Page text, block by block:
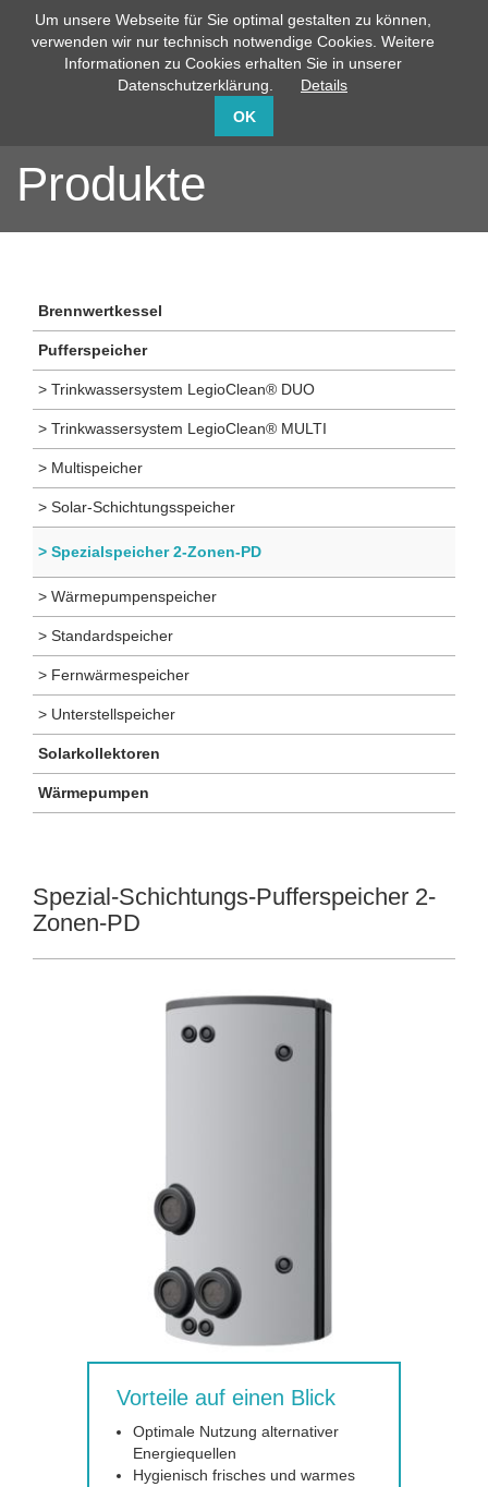
info@capito-gmbh.de 02735 / 760-0
Produkte
Brennwertkessel
Pufferspeicher
> Trinkwassersystem LegioClean® DUO
> Trinkwassersystem LegioClean® MULTI
> Multispeicher
> Solar-Schichtungsspeicher
> Spezialspeicher 2-Zonen-PD
> Wärmepumpenspeicher
> Standardspeicher
> Fernwärmespeicher
> Unterstellspeicher
Solarkollektoren
Wärmepumpen
Spezial-Schichtungs-Pufferspeicher 2-
Zonen-PD
Vorteile auf einen Blick
Optimale Nutzung alternativer
Energiequellen
Hygienisch frisches und warmes
Um unsere Webseite für Sie optimal gestalten zu können,
verwenden wir nur technisch notwendige Cookies. Weitere
Informationen zu Cookies erhalten Sie in unserer
Datenschutzerklärung.
Details
OK